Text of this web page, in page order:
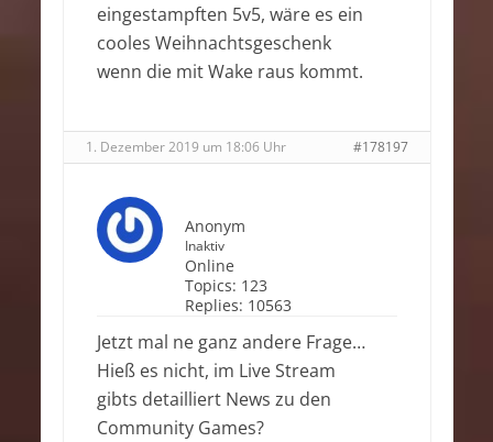
eingestampften 5v5, wäre es ein
cooles Weihnachtsgeschenk
wenn die mit Wake raus kommt.
1. Dezember 2019 um 18:06 Uhr #178197
Anonym
Inaktiv
Online
Topics: 123
Replies: 10563
Jetzt mal ne ganz andere Frage…
Hieß es nicht, im Live Stream
gibts detailliert News zu den
Community Games?